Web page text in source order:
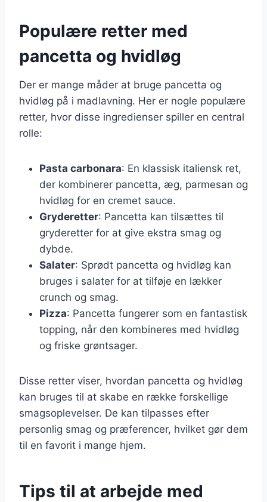
Populære retter med
pancetta og hvidløg
Der er mange måder at bruge pancetta og
hvidløg på i madlavning. Her er nogle populære
retter, hvor disse ingredienser spiller en central
rolle:
Pasta carbonara: En klassisk italiensk ret,
der kombinerer pancetta, æg, parmesan og
hvidløg for en cremet sauce.
Gryderetter: Pancetta kan tilsættes til
gryderetter for at give ekstra smag og
dybde.
Salater: Sprødt pancetta og hvidløg kan
bruges i salater for at tilføje en lækker
crunch og smag.
Pizza: Pancetta fungerer som en fantastisk
topping, når den kombineres med hvidløg
og friske grøntsager.
Disse retter viser, hvordan pancetta og hvidløg
kan bruges til at skabe en række forskellige
smagsoplevelser. De kan tilpasses efter
personlig smag og præferencer, hvilket gør dem
til en favorit i mange hjem.
Tips til at arbejde med